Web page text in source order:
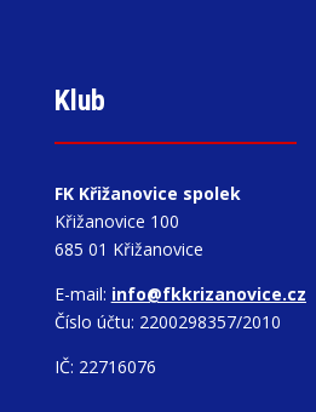
Klub
FK Křižanovice spolek
Křižanovice 100
685 01 Křižanovice
E-mail: info@fkkrizanovice.cz
Číslo účtu: 2200298357/2010
IČ: 22716076